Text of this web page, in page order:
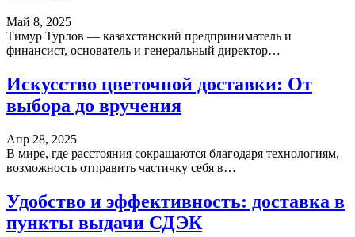
Май 8, 2025
Тимур Турлов — казахстанский предприниматель и
финансист, основатель и генеральный директор…
Искусство цветочной доставки: От
выбора до вручения
Апр 28, 2025
В мире, где расстояния сокращаются благодаря технологиям,
возможность отправить частичку себя в…
Удобство и эффективность: доставка в
пункты выдачи СДЭК